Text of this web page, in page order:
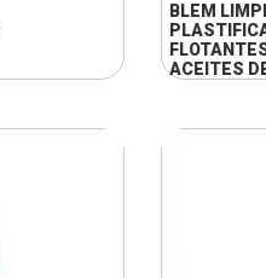
BLEM
ACEITES